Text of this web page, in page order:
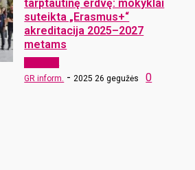
tarptautinę erdvę: mokyklai
suteikta „Erasmus+“
akreditacija 2025–2027
metams
GR inform. - 2025 26 gegužės 0